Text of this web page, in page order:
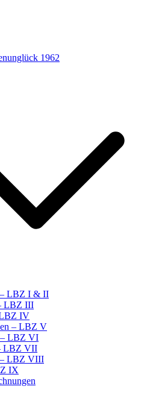
1962
LBZ I & II
LBZ III
IV
– LBZ V
– LBZ VI
LBZ VII
– LBZ VIII
IX